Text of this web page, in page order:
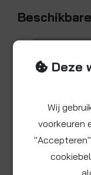
Deze
Wij
voorkeuren